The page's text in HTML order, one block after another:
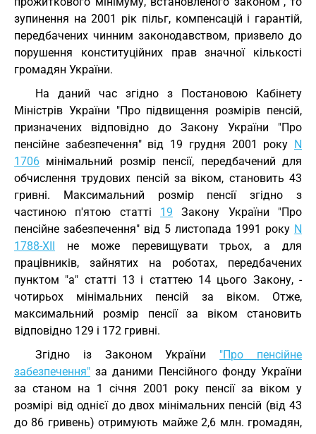
зупинення на 2001 рік пільг, компенсацій і гарантій,
передбачених чинним законодавством, призвело до
порушення конституційних прав значної кількості
громадян України.
На даний час згідно з Постановою Кабінету
Міністрів України "Про підвищення розмірів пенсій,
призначених відповідно до Закону України "Про
пенсійне забезпечення" від 19 грудня 2001 року N
1706 мінімальний розмір пенсії, передбачений для
обчислення трудових пенсій за віком, становить 43
гривні. Максимальний розмір пенсії згідно з
частиною п'ятою статті 19 Закону України "Про
пенсійне забезпечення" від 5 листопада 1991 року N
1788-XII не може перевищувати трьох, а для
працівників, зайнятих на роботах, передбачених
пунктом "а" статті 13 і статтею 14 цього Закону, -
чотирьох мінімальних пенсій за віком. Отже,
максимальний розмір пенсії за віком становить
відповідно 129 і 172 гривні.
Згідно із Законом України "Про пенсійне
забезпечення" за даними Пенсійного фонду України
за станом на 1 січня 2001 року пенсії за віком у
розмірі від однієї до двох мінімальних пенсій (від 43
до 86 гривень) отримують майже 2,6 млн. громадян,